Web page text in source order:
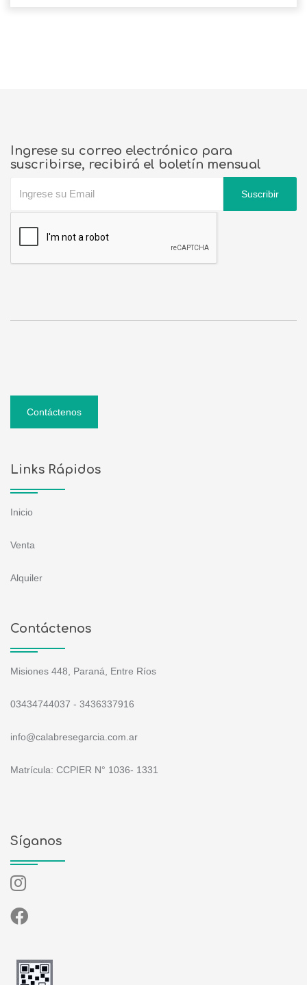
Ingrese su correo electrónico para
suscribirse, recibirá el boletín mensual
Suscribir
Contáctenos
Links Rápidos
Inicio
Venta
Alquiler
Contáctenos
Misiones 448, Paraná, Entre Ríos
03434744037 - 3436337916
info@calabresegarcia.com.ar
Matrícula: CCPIER N° 1036- 1331
Síganos